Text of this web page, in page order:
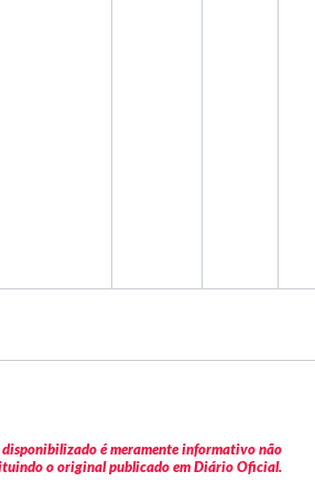
é meramente informativo não
o original publicado em Diário Oficial.